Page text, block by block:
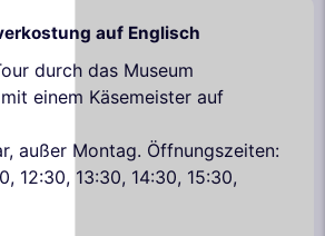
auf Englisch
durch das Museum
einem Käsemeister auf
außer Montag. Öffnungszeiten:
12:30, 13:30, 14:30, 15:30,